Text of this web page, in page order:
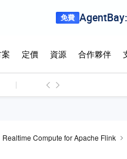
Realtime Compute for Apache Flink